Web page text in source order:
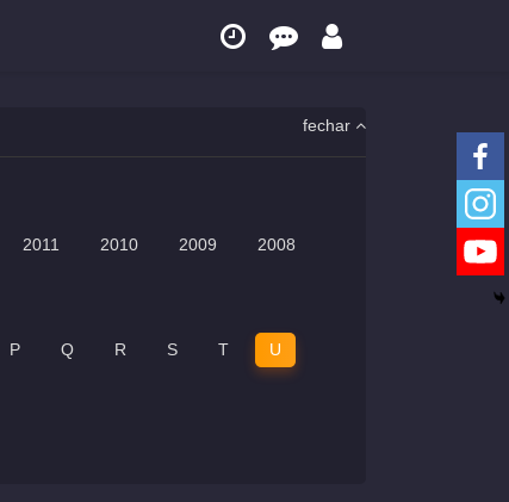
fechar
2011 2010 2009 2008
P Q R S T U